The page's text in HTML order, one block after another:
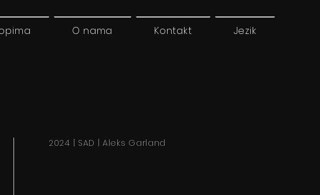
O nama Kontakt Jezik
2024 | SAD | Aleks Garland